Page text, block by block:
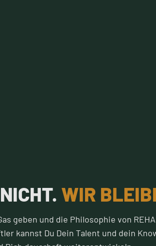
WIR
geben und die Philosophie von
kannst Du Dein Talent und dein